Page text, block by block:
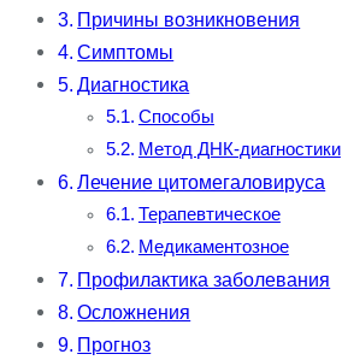
Причины возникновения
Симптомы
Диагностика
Способы
Метод ДНК-диагностики
Лечение цитомегаловируса
Терапевтическое
Медикаментозное
Профилактика заболевания
Осложнения
Прогноз